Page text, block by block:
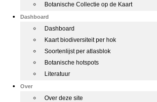
Botanische Collectie op de Kaart
Dashboard
Dashboard
Kaart biodiversiteit per hok
Soortenlijst per atlasblok
Botanische hotspots
Literatuur
Over
Over deze site